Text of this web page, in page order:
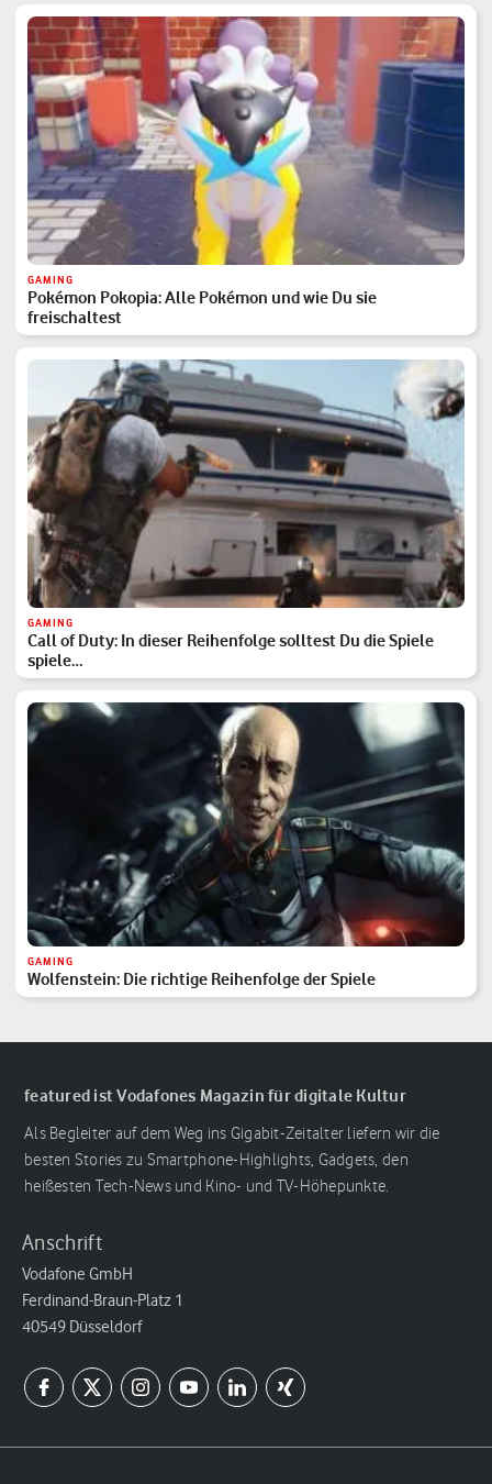
GAMING
Pokémon Pokopia: Alle Pokémon und wie Du sie
freischaltest
GAMING
Call of Duty: In dieser Reihenfolge solltest Du die Spiele
spiele…
GAMING
Wolfenstein: Die richtige Reihenfolge der Spiele
featured ist Vodafones Magazin für digitale Kultur
Als Begleiter auf dem Weg ins Gigabit-Zeitalter liefern wir die
besten Stories zu Smartphone-Highlights, Gadgets, den
heißesten Tech-News und Kino- und TV-Höhepunkte.
Anschrift
Vodafone GmbH
Ferdinand-Braun-Platz 1
40549 Düsseldorf